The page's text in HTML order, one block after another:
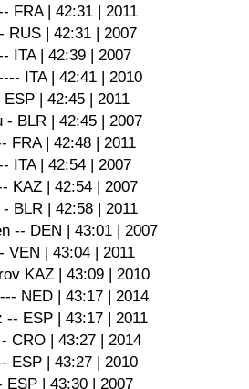
FRA | 42:31 | 2011
RUS | 42:31 | 2007
ITA | 42:39 | 2007
ITA | 42:41 | 2010
| 42:45 | 2011
- BLR | 42:45 | 2007
FRA | 42:48 | 2011
ITA | 42:54 | 2007
KAZ | 42:54 | 2007
BLR | 42:58 | 2011
-- DEN | 43:01 | 2007
VEN | 43:04 | 2011
KAZ | 43:09 | 2010
NED | 43:17 | 2014
-- ESP | 43:17 | 2011
CRO | 43:27 | 2014
ESP | 43:27 | 2010
| 43:30 | 2007